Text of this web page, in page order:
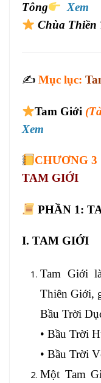
Tông
Xem
Chùa Thiền
✍️ Mục lục:
Tam Giới
Xem
CHƯƠNG 3
TAM GIỚI
PHẦN 1:
I. TAM GIỚI
Tam Giới
Thiên Giới,
Bầu Trời
• Bầu Trời
• Bầu Trời
Một Tam